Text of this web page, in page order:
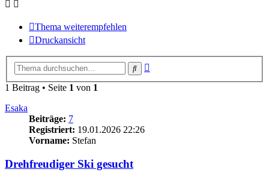
Thema weiterempfehlen
Druckansicht
Suche
1 Beitrag • Seite 1 von 1
Esaka
Beiträge: 7
Registriert: 19.01.2026 22:26
Vorname: Stefan
Drehfreudiger Ski gesucht